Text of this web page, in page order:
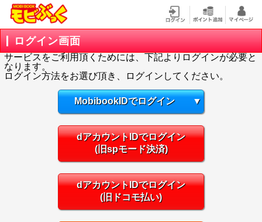
ログイン画面
サービスをご利用頂くためには、下記よりログインが必要と
なります。
ログイン方法をお選び頂き、ログインしてください。
MobibookIDでログイン ▼
dアカウントIDでログイン
(旧spモード決済)
dアカウントIDでログイン
(旧ドコモ払い)